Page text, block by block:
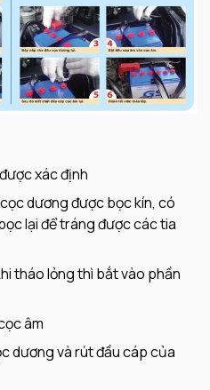
xác định
dương được bọc kín, có
lại để tráng được các tia
tháo lỏng thì bắt vào phần
âm
dương và rút đầu cáp của